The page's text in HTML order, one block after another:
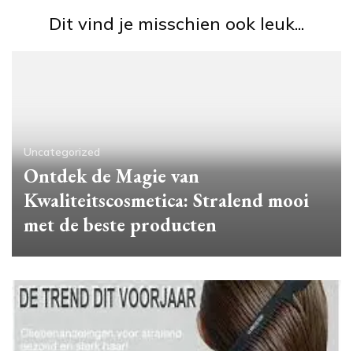
Dit vind je misschien ook leuk...
Uncategorized
Ontdek de Magie van
Kwaliteitscosmetica: Stralend mooi
met de beste producten